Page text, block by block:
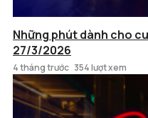
Những phút dành cho
27/3/2026
4 tháng trước 354 lượt xem